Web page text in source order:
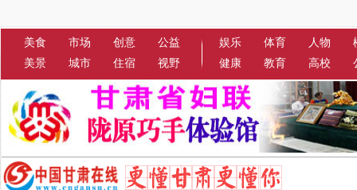
美食 市场 创意
公益
美景
城市 住宿 视野
娱乐 体育 人物
健康
教育 高校